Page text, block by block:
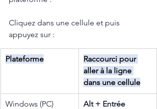
Cliquez dans une cellule et puis
appuyez sur :
Plateforme
Raccourci pour
aller à la ligne
dans une cellule
Windows (PC) Alt + Entrée